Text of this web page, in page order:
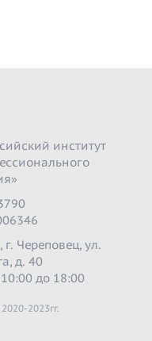
институт
Череповец, ул.
д. 40
до 18:00
2023гг.